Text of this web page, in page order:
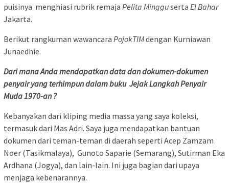
puisinya menghiasi rubrik remaja Pelita Mingguserta El Bahar
Jakarta.
Berikut rangkuman wawancara PojokTIMdengan Kurniawan
Junaedhie.
Dari mana Anda mendapatkan data dan dokumen-dokumen
penyair yang terhimpun dalam buku Jejak Langkah Penyair
Muda 1970-an ?
Kebanyakan dari kliping media massa yang saya koleksi,
termasuk dari Mas Adri. Saya juga mendapatkan bantuan
dokumen dari teman-teman di daerah seperti Acep Zamzam
Noer (Tasikmalaya), Gunoto Saparie (Semarang), Sutirman Eka
Ardhana (Jogya), dan lain-lain. Ini juga bagian dari upaya
menjaga kebenarannya.